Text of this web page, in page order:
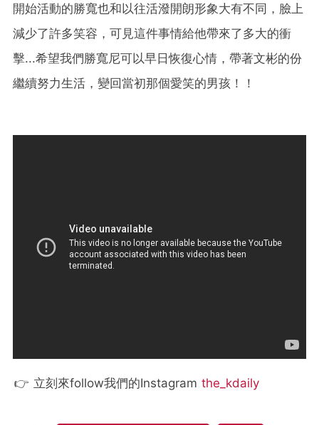
開始活動的勝寬也和以往活潑開朗形象大有不同，臉上
減少了許多笑容，可見這件事情給他帶來了多大的衝
擊...希望我們勝寬尼可以早日恢復心情，帶著文彬的份
繼續努力生活，變回當初那個愛笑的男孩！！
👉 立刻來follow我們的Instagram the_kdaily